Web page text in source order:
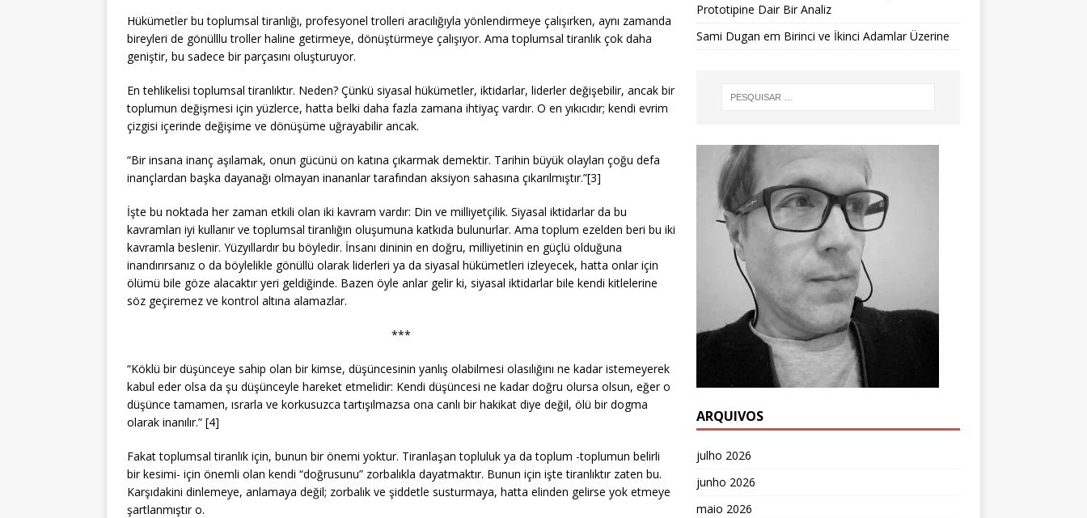
Hükümetler bu toplumsal tiranlığı, profesyonel trolleri aracılığıyla yönlendirmeye çalışırken, aynı zamanda
bireyleri de gönülllu troller haline getirmeye, dönüştürmeye çalışıyor. Ama toplumsal tiranlık çok daha
geniştir, bu sadece bir parçasını oluşturuyor.
En tehlikelisi toplumsal tiranlıktır. Neden? Çünkü siyasal hükümetler, iktidarlar, liderler değişebilir, ancak bir
toplumun değişmesi için yüzlerce, hatta belki daha fazla zamana ihtiyaç vardır. O en yıkıcıdır; kendi evrim
çizgisi içerinde değişime ve dönüşüme uğrayabilir ancak.
“Bir insana inanç aşılamak, onun gücünü on katına çıkarmak demektir. Tarihin büyük olayları çoğu defa
inançlardan başka dayanağı olmayan inananlar tarafından aksiyon sahasına çıkarılmıştır.”[3]
İşte bu noktada her zaman etkili olan iki kavram vardır: Din ve milliyetçilik. Siyasal iktidarlar da bu
kavramları iyi kullanır ve toplumsal tiranlığın oluşumuna katkıda bulunurlar. Ama toplum ezelden beri bu iki
kavramla beslenir. Yüzyıllardır bu böyledir. İnsanı dininin en doğru, milliyetinin en güçlü olduğuna
inandırırsanız o da böylelikle gönüllü olarak liderleri ya da siyasal hükümetleri izleyecek, hatta onlar için
ölümü bile göze alacaktır yeri geldiğinde. Bazen öyle anlar gelir ki, siyasal iktidarlar bile kendi kitlelerine
söz geçiremez ve kontrol altına alamazlar.
***
“Köklü bir düşünceye sahip olan bir kimse, düşüncesinin yanlış olabilmesi olasılığını ne kadar istemeyerek
kabul eder olsa da şu düşünceyle hareket etmelidir: Kendi düşüncesi ne kadar doğru olursa olsun, eğer o
düşünce tamamen, ısrarla ve korkusuzca tartışılmazsa ona canlı bir hakikat diye değil, ölü bir dogma
olarak inanılır.” [4]
Fakat toplumsal tiranlık için, bunun bir önemi yoktur. Tiranlaşan topluluk ya da toplum -toplumun belirli
bir kesimi- için önemli olan kendi “doğrusunu” zorbalıkla dayatmaktır. Bunun için işte tiranlıktır zaten bu.
Karşıdakini dinlemeye, anlamaya değil; zorbalık ve şiddetle susturmaya, hatta elinden gelirse yok etmeye
şartlanmıştır o.
Prototipine Dair Bir Analiz
Sami Dugan em Birinci ve İkinci Adamlar Üzerine
ARQUIVOS
julho 2026
junho 2026
maio 2026